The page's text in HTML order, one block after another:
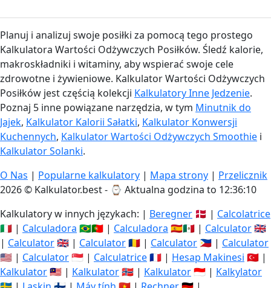
Per 100g
g Add
Oliwa z oliwek Fat/Oil
884
calories
0g
protein
0g
carbs
100g
fat
ml Add
Butter Fat/Oil
717
calories
0.9g
protein
0.1g
carbs
81.1g
fat
Planuj i analizuj swoje posiłki za pomocą tego prostego
Kalkulatora Wartości Odżywczych Posiłków. Śledź kalorie,
makroskładniki i witaminy, aby wspierać swoje cele
zdrowotne i żywieniowe. Kalkulator Wartości Odżywczych
Posiłków jest częścią kolekcji Kalkulatory Inne Jedzenie.
Poznaj 5 inne powiązane narzędzia, w tym Minutnik do
Jajek, Kalkulator Kalorii Sałatki, Kalkulator Konwersji
Kuchennych, Kalkulator Wartości Odżywczych Smoothie i
Kalkulator Solanki.
O Nas | Popularne kalkulatory | Mapa strony | Przelicznik
2026 © Kalkulator.best - ⌚ Aktualna godzina to 12:36:11
Kalkulatory w innych językach: | Beregner 🇩🇰 | Calcolatrice
🇮🇹 | Calculadora 🇧🇷🇵🇹 | Calculadora 🇪🇸🇲🇽 | Calculator🇬🇧
| Calculator🇬🇧 | Calculator🇷🇴 | Calculator 🇵🇭 | Calculator
🇺🇸 | Calculator🇸🇬 | Calculatrice🇫🇷 | Hesap Makinesi 🇹🇷 |
Kalkulator🇲🇾 | Kalkulator🇳🇴 | Kalkulator🇮🇩 | Kalkylator